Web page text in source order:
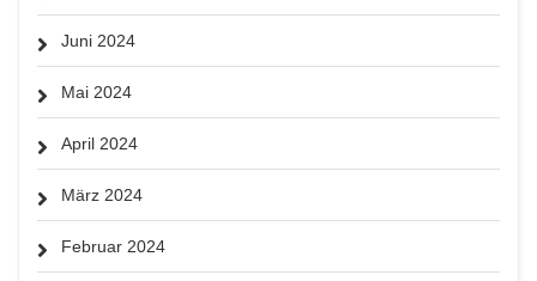
Juni 2024
Mai 2024
April 2024
März 2024
Februar 2024